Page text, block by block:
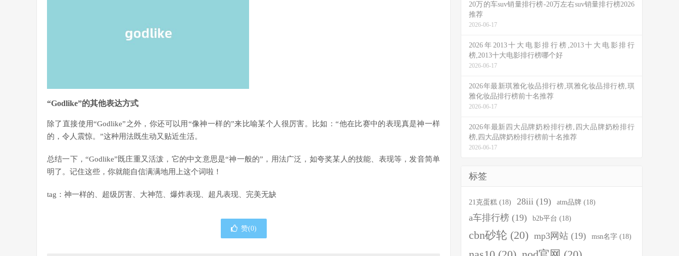
“Godlike”的其他表达方式
除了直接使用“Godlike”之外，你还可以用“像神一样的”来比喻某个人很厉害。比如：“他在比赛中的表现真是神一样
的，令人震惊。”这种用法既生动又贴近生活。
总结一下，“Godlike”既庄重又活泼，它的中文意思是“神一般的”，用法广泛，如夸奖某人的技能、表现等，发音简单
明了。记住这些，你就能自信满满地用上这个词啦！
tag：神一样的、超级厉害、大神范、爆炸表现、超凡表现、完美无缺
赞(0)
20万的车suv销量排行榜-20万左右suv销量排行榜2026
推荐
2026-06-17
2026年2013十大电影排行榜,2013十大电影排行
榜,2013十大电影排行榜哪个好
2026-06-17
2026年最新琪雅化妆品排行榜,琪雅化妆品排行榜,琪
雅化妆品排行榜前十名推荐
2026-06-17
2026年最新四大品牌奶粉排行榜,四大品牌奶粉排行
榜,四大品牌奶粉排行榜前十名推荐
2026-06-17
标签
21克蛋糕 (18) 28iii (19) atm品牌 (18)
a车排行榜 (19) b2b平台 (18)
cbn砂轮 (20) mp3网站 (19) msn名字 (18)